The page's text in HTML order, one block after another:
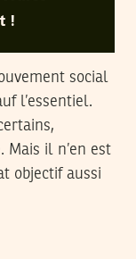
!
social
l’essentiel.
Mais il n’en est
objectif aussi